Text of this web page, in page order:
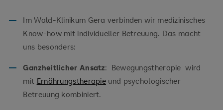
Im Wald-Klinikum Gera verbinden wir medizinisches
Know-how mit individueller Betreuung. Das macht
uns besonders:
Ganzheitlicher Ansatz: Bewegungstherapie wird
mit Ernährungstherapie und psychologischer
Betreuung kombiniert.